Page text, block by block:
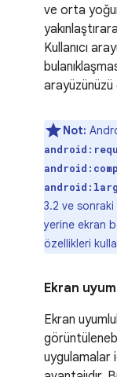
ve orta
Kullanıcı
arayüzünüzü
Not:
3.2 ve
yerine ekran
özellikleri
Ekran
Ekran
uygulamalar